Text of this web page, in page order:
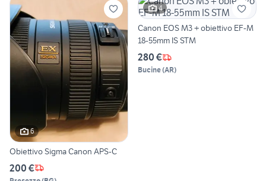
6
Obiettivo Sigma Canon APS-C
200 €
4
Canon EOS M3 + obiettivo EF-M
18-55mm IS STM
280 €
Bucine(AR)